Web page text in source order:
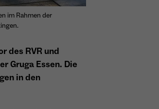
im Rahmen der
des RVR und
Gruga Essen. Die
in den